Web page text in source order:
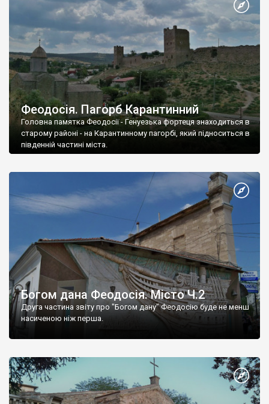
Феодосія. Пагорб Карантинний
Головна памятка Феодосії - Генуезька фортеця знаходиться в
старому районі - на Карантинному пагорбі, який підноситься в
південній частині міста.
Богом дана Феодосія. Місто Ч.2
Друга частина звіту про "Богом дану" Феодосію буде не менш
насиченою ніж перша.